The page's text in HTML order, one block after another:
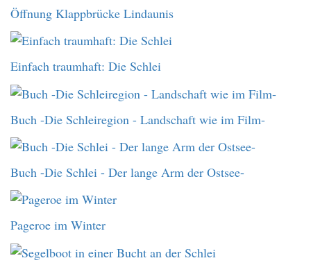
Öffnung Klappbrücke Lindaunis
Einfach traumhaft: Die Schlei
Buch -Die Schleiregion - Landschaft wie im Film-
Buch -Die Schlei - Der lange Arm der Ostsee-
Pageroe im Winter